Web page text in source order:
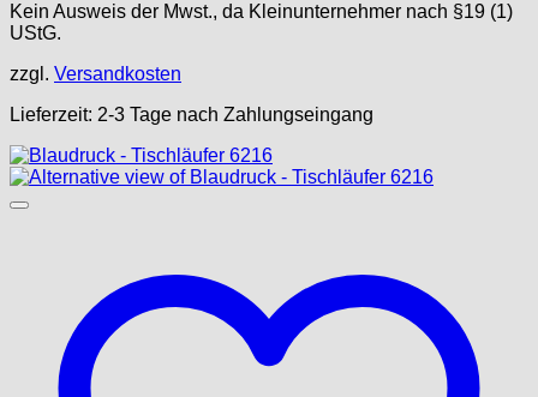
Kein Ausweis der Mwst., da Kleinunternehmer nach §19 (1)
UStG.
zzgl. Versandkosten
Lieferzeit: 2-3 Tage nach Zahlungseingang